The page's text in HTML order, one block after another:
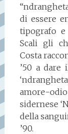
di essere
tipografo e
Scali gli
Costa
’50 a dare
amore-
sidernese
della
’90.